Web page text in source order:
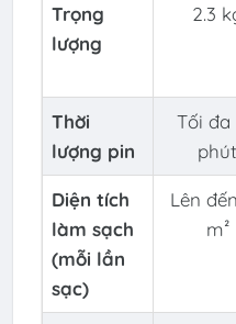
Trọng
lượng
2.3
Thời
lượng pin
Tối đa
phút
Diện tích
làm sạch
(mỗi lần
sạc)
Lên
m²